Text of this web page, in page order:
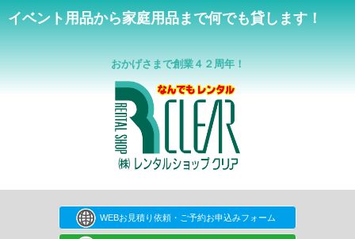
イベント用品から家庭用品まで何でも貸します！
おかげさまで創業４２周年！
WEBお見積り依頼・ご予約お申込みフォーム